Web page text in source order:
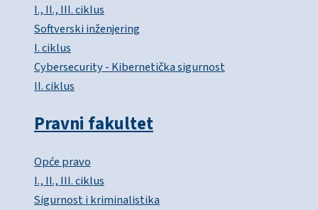
I., II., III. ciklus
Softverski inženjering
I. ciklus
Cybersecurity - Kibernetička sigurnost
II. ciklus
Pravni fakultet
Opće pravo
I., II., III. ciklus
Sigurnost i kriminalistika